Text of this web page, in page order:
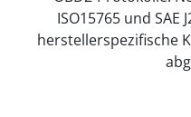
ISO15765 und SAE
herstellerspezifische